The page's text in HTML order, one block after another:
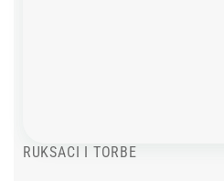
RUKSACI I TORBE